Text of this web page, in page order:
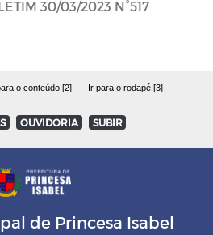
30/03/2023 N°517
o conteúdo [2] Ir para o rodapé [3]
OUVIDORIA SUBIR
de Princesa Isabel